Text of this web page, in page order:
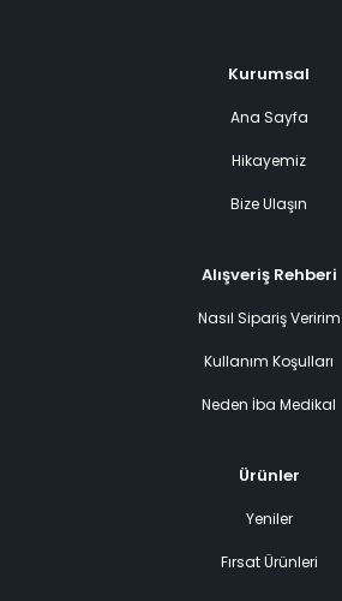
Kurumsal
Ana Sayfa
Hikayemiz
Bize Ulaşın
Alışveriş Rehberi
Nasıl Sipariş Veririm
Kullanım Koşulları
Neden İba Medikal
Ürünler
Yeniler
Fırsat Ürünleri